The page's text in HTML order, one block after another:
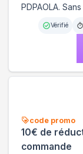
PDPAOLA.
Vérifié
code promo
10€ de
commande